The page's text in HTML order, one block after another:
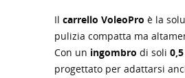
Il carrello VoleoPro è la
pulizia compatta ma
Con un ingombro di soli
progettato per adattarsi